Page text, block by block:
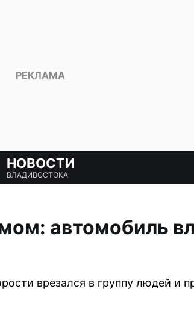
НОВОСТИ
ВЛАДИВОСТОКА
автомобиль
врезался в группу людей и